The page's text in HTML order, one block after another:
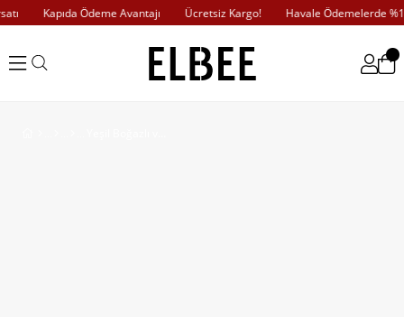
Kapıda Ödeme Avantajı Ücretsiz Kargo! Havale Ödemelerde